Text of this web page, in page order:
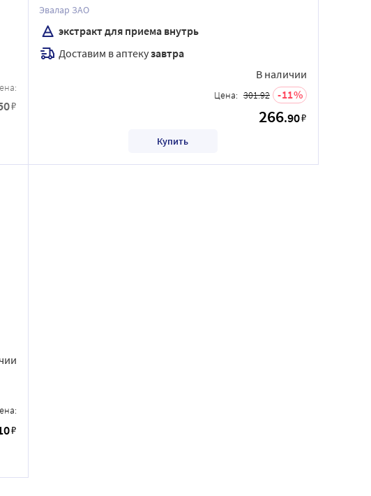
₽
Эвалар ЗАО
экстракт для приема внутрь
Доставим в аптекузавтра
В наличии
Цена: 301.92 11
266.90₽
Купить
₽